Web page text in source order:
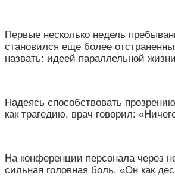
Первые несколько недель
становился еще более
назвать: идеей параллельной
Надеясь способствовать
как трагедию, врач говорил: «
На конференции персонала через
сильная головная боль. «Он как